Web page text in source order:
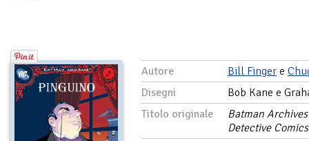
Autore Bill Finger e
Disegni
Bob Kane e
Titolo originale
Batman
Detective